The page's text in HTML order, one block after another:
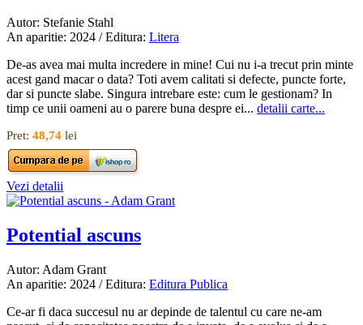
Autor: Stefanie Stahl
An aparitie: 2024 / Editura: Litera
De-as avea mai multa incredere in mine! Cui nu i-a trecut prin minte
acest gand macar o data? Toti avem calitati si defecte, puncte forte,
dar si puncte slabe. Singura intrebare este: cum le gestionam? In
timp ce unii oameni au o parere buna despre ei... detalii carte...
Pret: 48,74 lei
Vezi detalii
Potential ascuns
Autor: Adam Grant
An aparitie: 2024 / Editura: Editura Publica
Ce-ar fi daca succesul nu ar depinde de talentul cu care ne-am